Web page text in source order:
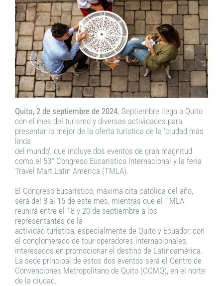
Quito, 2 de septiembre de 2024. Septiembre llega a Quito
con el mes del turismo y diversas actividades para
presentar lo mejor de la oferta turística de la ‘ciudad más
linda
del mundo’, que incluye dos eventos de gran magnitud
como el 53° Congreso Eucarístico Internacional y la feria
Travel Mart Latin America (TMLA).
El Congreso Eucarístico, máxima cita católica del año,
será del 8 al 15 de este mes, mientras que el TMLA
reunirá entre el 18 y 20 de septiembre a los
representantes de la
actividad turística, especialmente de Quito y Ecuador, con
el conglomerado de tour operadores internacionales,
interesados en promocionar el destino de Latinoamérica.
La sede principal de estos dos eventos será el Centro de
Convenciones Metropolitano de Quito (CCMQ), en el norte
de la ciudad.